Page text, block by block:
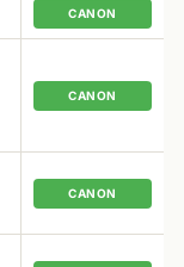
CANON
CANON
CANON